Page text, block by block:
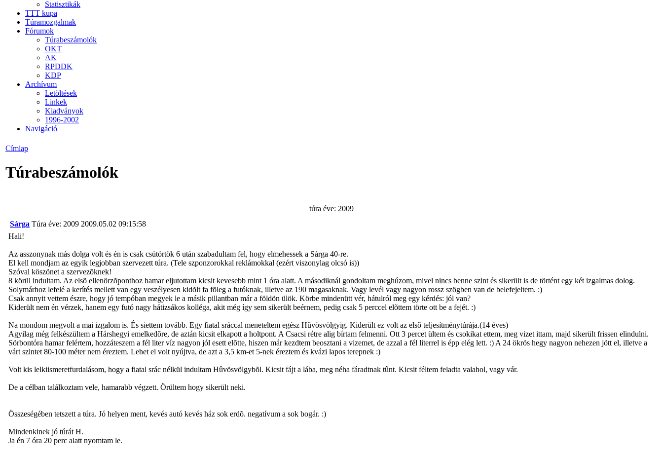
Statisztikák
TTT kupa
Túramozgalmak
Fórumok
Túrabeszámolók
OKT
AK
RPDDK
KDP
Archívum
Letöltések
Linkek
Kiadványok
1996-2002
Navigáció
Címlap
Túrabeszámolók
túra éve: 2009
Sárga Túra éve: 2009 2009.05.02 09:15:58
Hali!
Az asszonynak más dolga volt és én is csak csütörtök 6 után szabadultam fel, hogy elmehessek a Sárga 40-re.
El kell mondjam az egyik legjobban szervezett túra. (Tele szponzorokkal reklámokkal (ezért viszonylag olcsó is))
Szóval köszönet a szervezõknek!
8 körül indultam. Az elsõ ellenörzõponthoz hamar eljutottam kicsit kevesebb mint 1 óra alatt. A másodiknál gondoltam meghúzom, mivel nincs benne szint és sikerült is de történt egy két izgalmas dolog.
Solymárhoz lefelé a kerítés mellett van egy veszélyesen kidõlt fa fõleg a futóknak, illetve az 190 magasaknak. Vagy levél vagy nagyon rossz szögben van de belefejeltem. :)
Csak annyit vettem észre, hogy jó tempóban megyek le a másik pillantban már a földön ülök. Körbe mindenütt vér, hátulról meg egy kérdés: jól van?
Kiderült nem én vérzek, hanem egy futó nagy hátizsákos kolléga, akit még így sem sikerült beérnem, pedig csak 5 perccel elõttem törte ott be a fejét. :)
Na mondom megvolt a mai izgalom is. És siettem tovább. Egy fiatal sráccal meneteltem egész Hûvösvölgyig. Kiderült ez volt az elsõ teljesítménytúrája.(14 éves)
Agyilag még felkészültem a Hárshegyi emelkedõre, de aztán kicsit elkapott a holtpont. A Csacsi rétre alig bírtam felmenni. Ott 3 percet ültem és csokikat ettem, meg vizet ittam, majd sikerült frissen elindulni.
Sörbontóra hamar felértem, hozzáteszem a fél liter víz nagyon jól esett elõtte, hiszen már kezdtem beosztani a vizemet, de azzal a fél literrel is épp elég lett. :) A 24 ökrös hegy nagyon nehezen jött el, illetve a
várt szintet 80-100 méter nem éreztem. Lehet el volt nyújtva, de azt a 3,5 km-et 5-nek éreztem és kvázi lapos terepnek :)
Volt kis lelkiismeretfurdalásom, hogy a fiatal srác nélkül indultam Hûvösvölgybõl. Kicsit fájt a lába, meg néha fáradtnak tûnt. Kicsit féltem feladta valahol, vagy vár.
De a célban találkoztam vele, hamarabb végzett. Örültem hogy sikerült neki.
Összeségében tetszett a túra. Jó helyen ment, kevés autó kevés ház sok erdõ. negatívum a sok bogár. :)
Mindenkinek jó túrát H.
Ja én 7 óra 20 perc alatt nyomtam le.